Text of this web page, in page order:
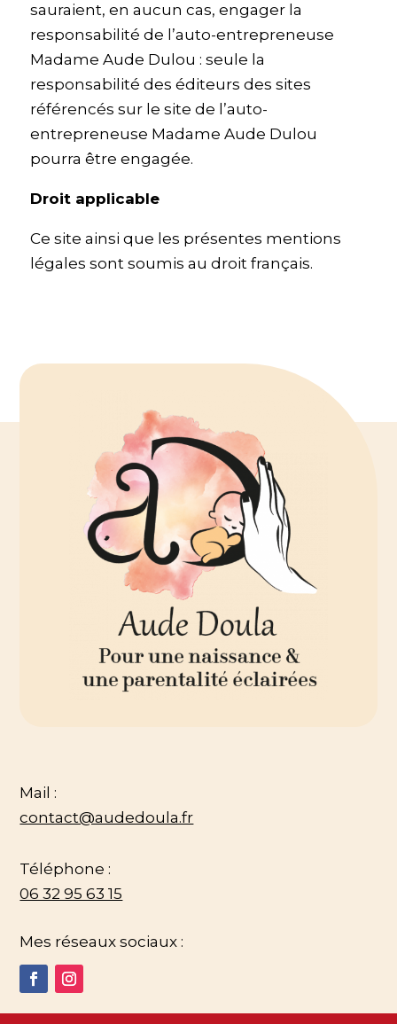
sauraient, en aucun cas, engager la
responsabilité de l’auto-entrepreneuse
Madame Aude Dulou : seule la
responsabilité des éditeurs des sites
référencés sur le site de l’auto-
entrepreneuse Madame Aude Dulou
pourra être engagée.
Droit applicable
Ce site ainsi que les présentes mentions
légales sont soumis au droit français.
Mail :
contact@audedoula.fr
Téléphone :
06 32 95 63 15
Mes réseaux sociaux :